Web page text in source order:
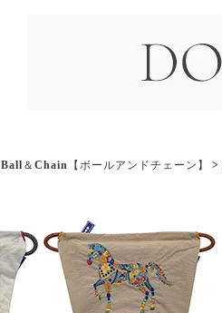
Ball＆Chain【ボールアンドチェーン】